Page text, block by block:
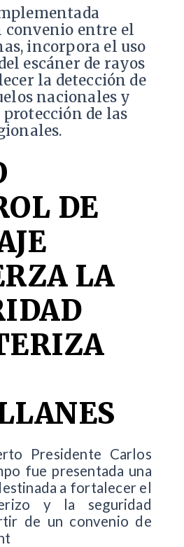
convenio entre el
incorpora el uso
escáner de rayos
la detección de
nacionales y
de las
DE
LA
Presidente Carlos
fue presentada una
a fortalecer el
y la seguridad
de un convenio de